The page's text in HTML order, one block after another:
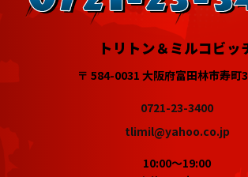
トリトン＆ミルコビッ
〒 584-0031 大阪府富田林市寿町
0721-23-3400
tlimil@yahoo.co.jp
10:00～19:00